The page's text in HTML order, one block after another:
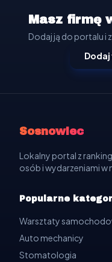
Masz firmę
Dodaj ją do portalu i
Dodaj
Sosnowiec
Lokalny portal z
osób i wydarzeniami w
Popularne
Warsztaty
Auto mechanicy
Stomatologia